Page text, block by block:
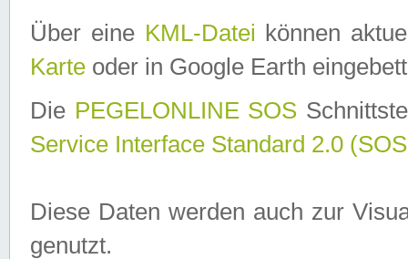
Über eine KML-Datei können
Karte oder in Google Earth
Die PEGELONLINE SOS
Service Interface Standard 2.0
Diese Daten werden auch zur
genutzt.